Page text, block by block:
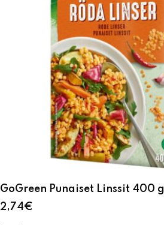
GoGreen Punaiset Linssit 400 g
2,74€